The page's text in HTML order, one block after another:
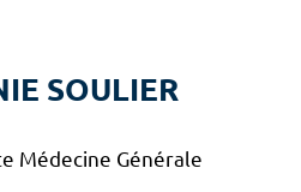
SOULIER
Médecine Générale